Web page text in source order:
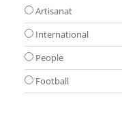
Artisanat
International
People
Football